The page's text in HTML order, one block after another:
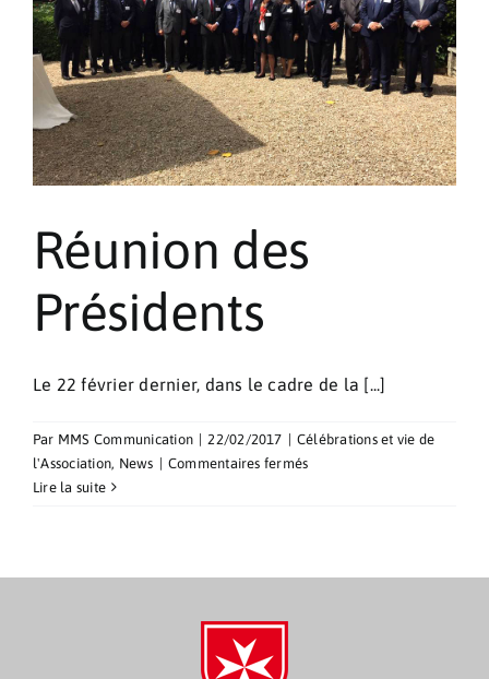
Pèlerinages
Contact
Réunion des
Présidents
Le 22 février dernier, dans le cadre de la [...]
Par MMS Communication | 22/02/2017 | Célébrations et vie de
l'Association, News | Commentaires ferméssur
Lire la suite